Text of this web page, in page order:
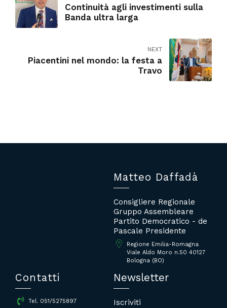
Continuità agli investimenti sulla
Banda ultra larga
NEXT
Piacentini nel mondo: la festa a
Travo
Matteo Daffadà
Consigliere Regionale
Gruppo Assembleare
Partito Democratico - de
Pascale Presidente
Regione Emilia-Romagna
Viale Aldo Moro n.50 40127
Bologna (BO)
Contatti
Tel. 051/5275897
Newsletter
Iscriviti